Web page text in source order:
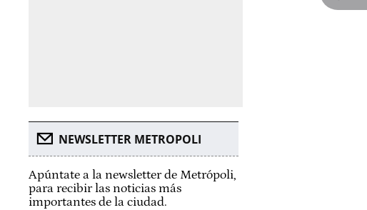
NEWSLETTER METROPOLI
Apúntate a la newsletter de Metrópoli,
para recibir las noticias más
importantes de la ciudad.